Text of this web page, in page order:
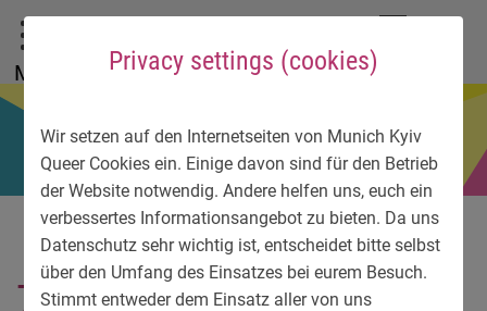
Privacy settings (cookies)
Wir setzen auf den Internetseiten von Munich Kyiv
Queer Cookies ein. Einige davon sind für den Betrieb
der Website notwendig. Andere helfen uns, euch ein
verbessertes Informationsangebot zu bieten. Da uns
Datenschutz sehr wichtig ist, entscheidet bitte selbst
über den Umfang des Einsatzes bei eurem Besuch.
Stimmt entweder dem Einsatz aller von uns
To main menu
To language menu
To search
To content
To service information
Menu